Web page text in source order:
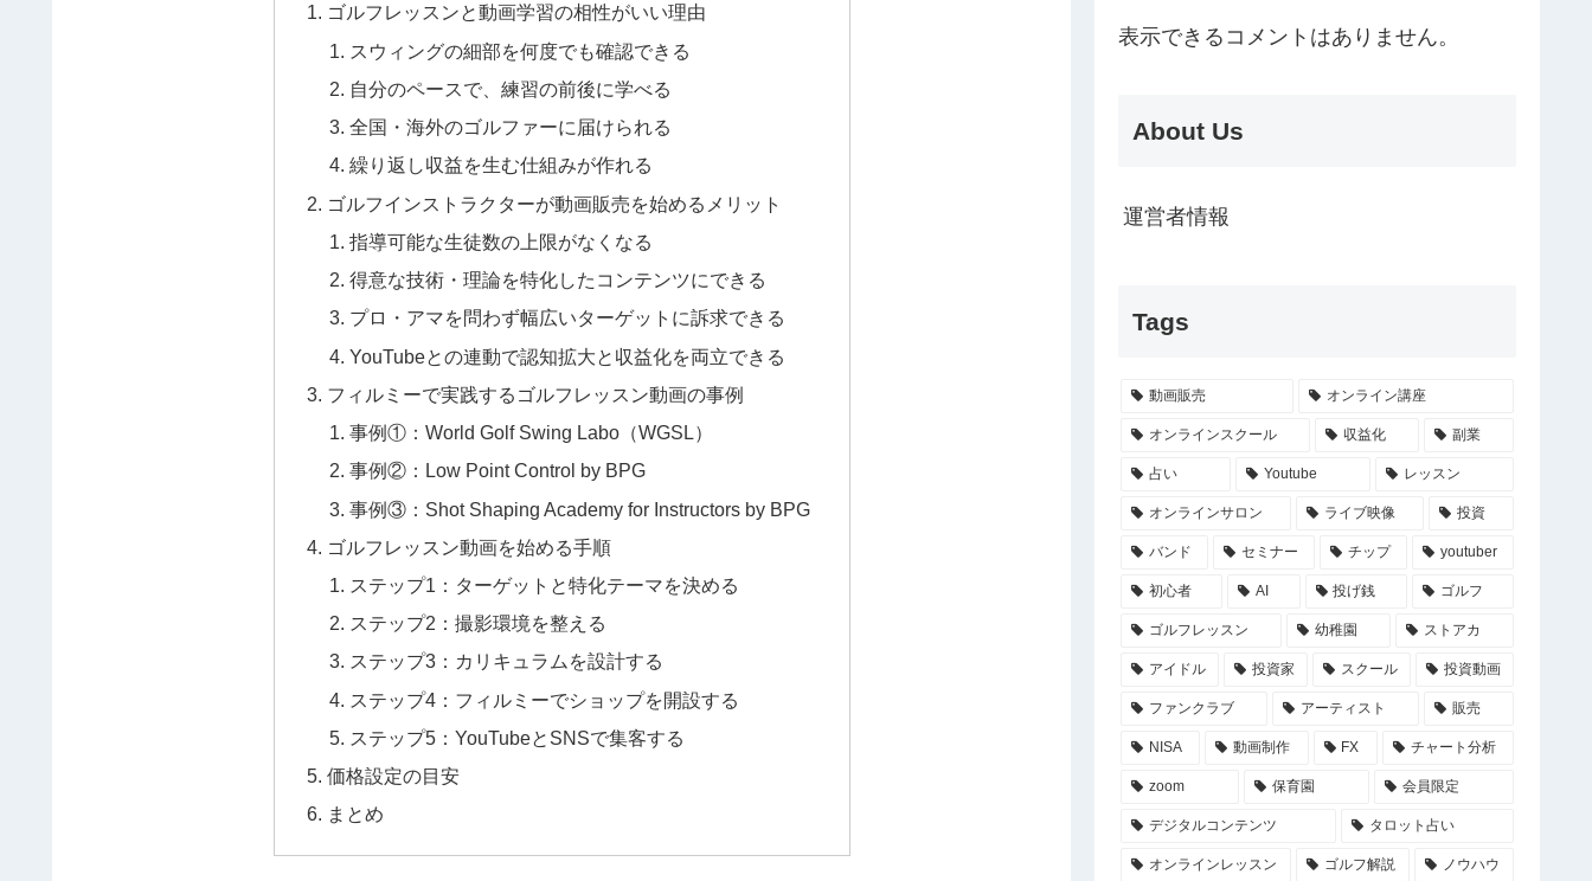
ゴルフレッスンと動画学習の相性がいい理由
スウィングの細部を何度でも確認できる
自分のペースで、練習の前後に学べる
全国・海外のゴルファーに届けられる
繰り返し収益を生む仕組みが作れる
ゴルフインストラクターが動画販売を始めるメリット
指導可能な生徒数の上限がなくなる
得意な技術・理論を特化したコンテンツにできる
プロ・アマを問わず幅広いターゲットに訴求できる
YouTubeとの連動で認知拡大と収益化を両立できる
フィルミーで実践するゴルフレッスン動画の事例
事例①：World Golf Swing Labo（WGSL）
事例②：Low Point Control by BPG
事例③：Shot Shaping Academy for Instructors by BPG
ゴルフレッスン動画を始める手順
ステップ1：ターゲットと特化テーマを決める
ステップ2：撮影環境を整える
ステップ3：カリキュラムを設計する
ステップ4：フィルミーでショップを開設する
ステップ5：YouTubeとSNSで集客する
価格設定の目安
まとめ
表示できるコメントはありません。
About Us
運営者情報
Tags
動画販売 オンライン講座
オンラインスクール 収益化 副業
占い Youtube レッスン
オンラインサロン ライブ映像 投資
バンド セミナー チップ youtuber
初心者 AI 投げ銭 ゴルフ
ゴルフレッスン 幼稚園 ストアカ
アイドル 投資家 スクール 投資動画
ファンクラブ アーティスト 販売
NISA 動画制作 FX チャート分析
zoom 保育園 会員限定
デジタルコンテンツ タロット占い
オンラインレッスン ゴルフ解説 ノウハウ